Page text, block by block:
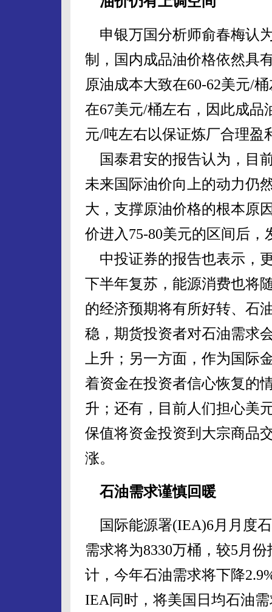
申银万国分析师俞春梅认
制，国内成品油价格依然具
原油成本大致在60-62美元/
在67美元/桶左右，因此成品
元/吨左右以保证炼厂合理盈
国泰君安的报告认为，目
未来国际油价向上的动力仍
大，支撑原油价格的根本原
价进入75-80美元的区间后
中投证券的报告也表示，
下半年复苏，能源消费也将
的经济预期将有所好转、石
稳，期货投资者对石油需求
上升；另一方面，作为国际
着资金在投资者信心恢复的
升；还有，目前人们担心美
保值将资金投资到大宗商品
涨。
石油需求谨慎回暖
国际能源署(IEA)6月月度
需求将为8330万桶，较5月
计，今年石油需求将下降
IEA同时，将美国日均石油